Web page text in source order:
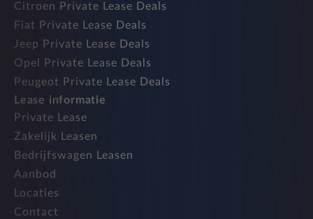
Citroen Private Lease Deals
Fiat Private Lease Deals
Jeep Private Lease Deals
Opel Private Lease Deals
Peugeot Private Lease Deals
Lease informatie
Private Lease
Zakelijk Leasen
Bedrijfswagen Leasen
Aanbod
Locaties
Contact